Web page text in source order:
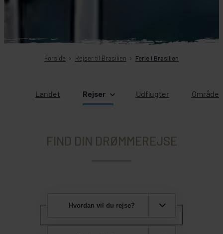
Forside Rejser til Brasilien Ferie i Brasilien
Landet Rejser Udflugter
FIND DIN DRØMMEREJSE
Hvordan vil du rejse?